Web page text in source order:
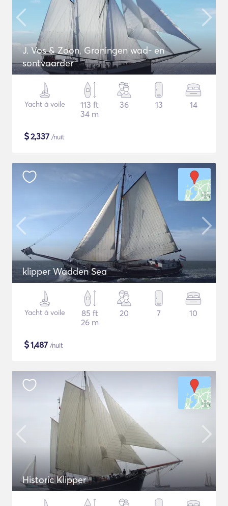
J. Vos & Zoon, Groningen wad- en
sontvaarder
Yacht à voile
113 ft
34 m
36 13 14
$2,337 /nuit
klipper Wadden Sea
Yacht à voile
85 ft
26 m
20 7 10
$1,487 /nuit
Historic Klipper